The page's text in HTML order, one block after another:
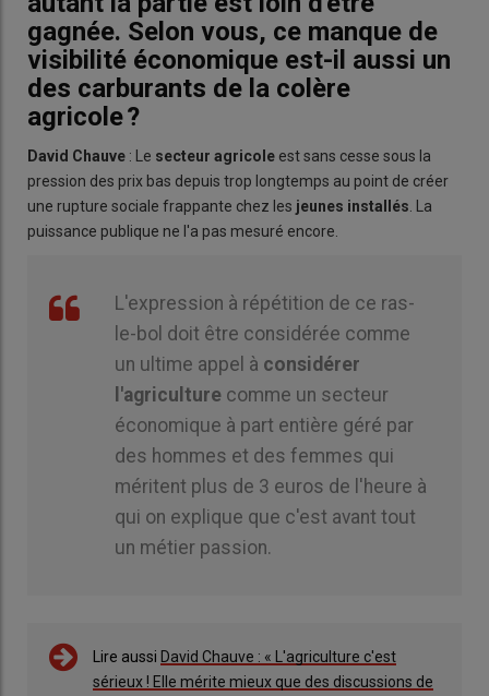
gagnée. Selon vous, ce manque de
visibilité économique est-il aussi un
des carburants de la colère
agricole ?
David Chauve : Le secteur agricole est sans cesse sous la
pression des prix bas depuis trop longtemps au point de créer
une rupture sociale frappante chez les jeunes installés . La
puissance publique ne l'a pas mesuré encore.
L'expression à répétition de ce ras-
le-bol doit être considérée comme
un ultime appel à considérer
l'agriculture comme un secteur
économique à part entière géré par
des hommes et des femmes qui
méritent plus de 3 euros de l'heure à
qui on explique que c'est avant tout
un métier passion.
Lire aussi David Chauve : « L'agriculture c'est
sérieux ! Elle mérite mieux que des discussions de